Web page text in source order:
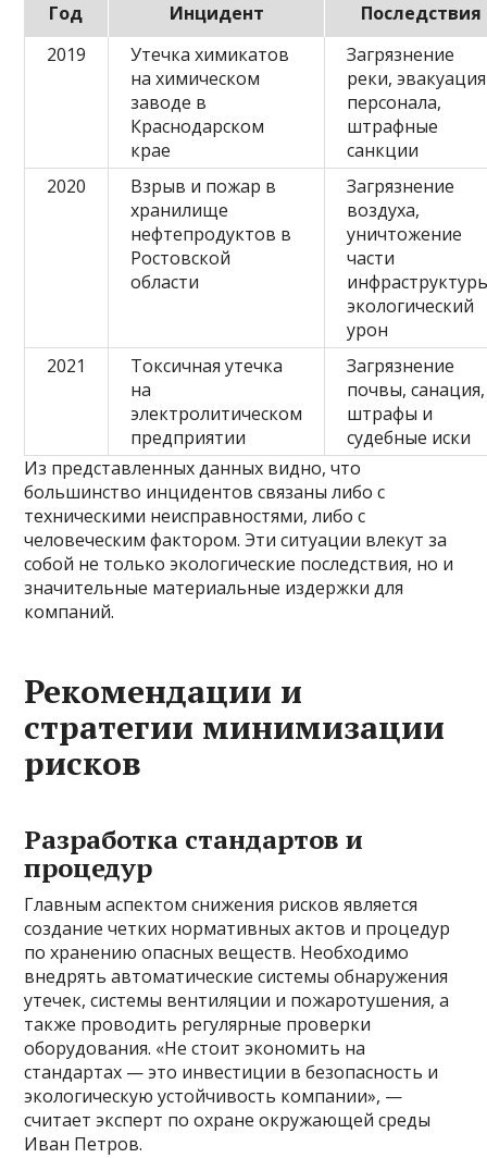
Год Инцидент
Последствия
2019
Утечка химикатов
на химическом
заводе в
Краснодарском
крае
Загрязнение
реки, эвакуация
персонала,
штрафные
санкции
2020
Взрыв и пожар в
хранилище
нефтепродуктов в
Ростовской
области
Загрязнение
воздуха,
уничтожение
части
экологический
урон
2021
Токсичная утечка
на
электролитическом
предприятии
Загрязнение
почвы, санация,
штрафы и
судебные иски
Из представленных данных видно, что
большинство инцидентов связаны либо с
техническими неисправностями, либо с
человеческим фактором. Эти ситуации влекут за
собой не только экологические последствия, но и
значительные материальные издержки для
компаний.
Рекомендации и
стратегии минимизации
рисков
Разработка стандартов и
процедур
Главным аспектом снижения рисков является
создание четких нормативных актов и процедур
по хранению опасных веществ. Необходимо
внедрять автоматические системы обнаружения
утечек, системы вентиляции и пожаротушения, а
также проводить регулярные проверки
оборудования. «Не стоит экономить на
стандартах — это инвестиции в безопасность и
экологическую устойчивость компании», —
считает эксперт по охране окружающей среды
Иван Петров.